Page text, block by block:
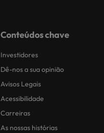
Conteúdos chave
Investidores
Dê-nos a sua opinião
Avisos Legais
Acessibilidade
Carreiras
As nossas histórias